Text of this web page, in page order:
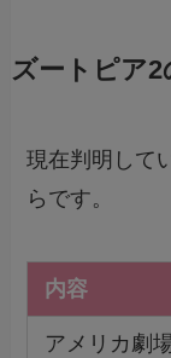
ズートピア2
現在判明して
らです。
内容
アメリカ劇